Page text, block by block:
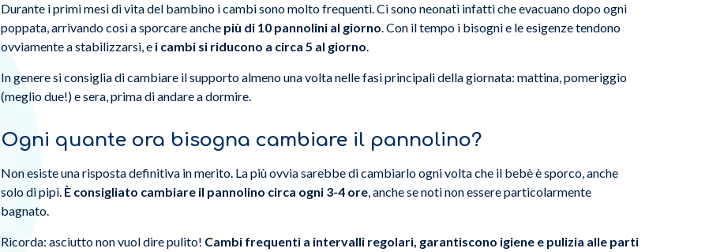
Durante i primi mesi di vita del bambino i cambi sono molto frequenti. Ci sono neonati infatti che evacuano dopo ogni
poppata, arrivando così a sporcare anche più di 10 pannolini al giorno. Con il tempo i bisogni e le esigenze tendono
ovviamente a stabilizzarsi, e i cambi si riducono a circa 5 al giorno.
In genere si consiglia di cambiare il supporto almeno una volta nelle fasi principali della giornata: mattina, pomeriggio
(meglio due!) e sera, prima di andare a dormire.
Ogni quante ora bisogna cambiare il pannolino?
Non esiste una risposta definitiva in merito. La più ovvia sarebbe di cambiarlo ogni volta che il bebè è sporco, anche
solo di pipì. È consigliato cambiare il pannolino circa ogni 3-4 ore, anche se noti non essere particolarmente
bagnato.
Ricorda: asciutto non vuol dire pulito! Cambi frequenti a intervalli regolari, garantiscono igiene e pulizia alle parti